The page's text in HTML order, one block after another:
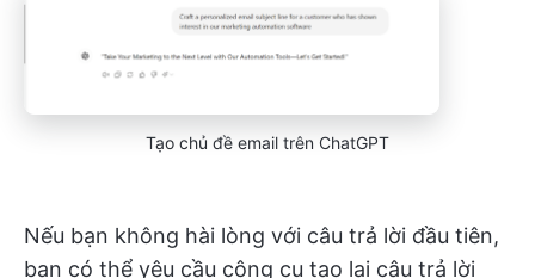
Tạo chủ đề email trên ChatGPT
Nếu bạn không hài lòng với câu trả lời đầu tiên,
bạn có thể yêu cầu công cụ tạo lại câu trả lời